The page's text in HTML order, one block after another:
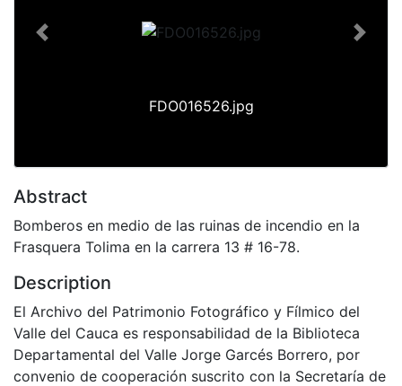
FDO016526.jpg
Previous Next
Abstract
Bomberos en medio de las ruinas de incendio en la
Frasquera Tolima en la carrera 13 # 16-78.
Description
El Archivo del Patrimonio Fotográfico y Fílmico del
Valle del Cauca es responsabilidad de la Biblioteca
Departamental del Valle Jorge Garcés Borrero, por
convenio de cooperación suscrito con la Secretaría de